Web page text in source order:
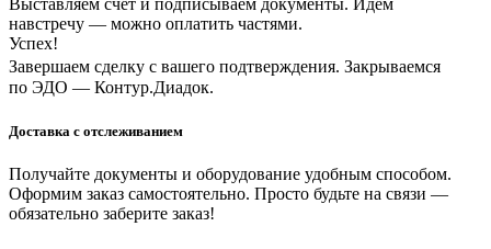
Выставляем счёт и подписываем документы. Идём
навстречу — можно оплатить частями.
Успех!
Завершаем сделку с вашего подтверждения. Закрываемся
по ЭДО — Контур.Диадок.
Доставка с отслеживанием
Получайте документы и оборудование удобным способом.
Оформим заказ самостоятельно. Просто будьте на связи —
обязательно заберите заказ!